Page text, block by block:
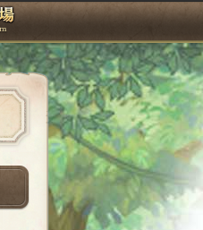
闘技場